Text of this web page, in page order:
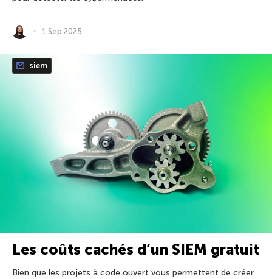
1 Sep 2025
siem
Les coûts cachés d’un SIEM gratuit
Bien que les projets à code ouvert vous permettent de créer